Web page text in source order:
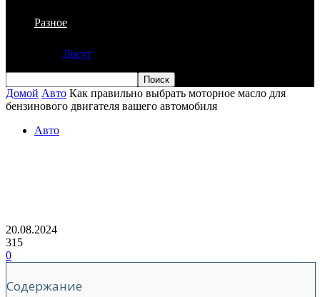
Разное
Досуг
Домой Авто Как правильно выбрать моторное масло для
бензинового двигателя вашего автомобиля
Авто
20.08.2024
315
0
Содержание